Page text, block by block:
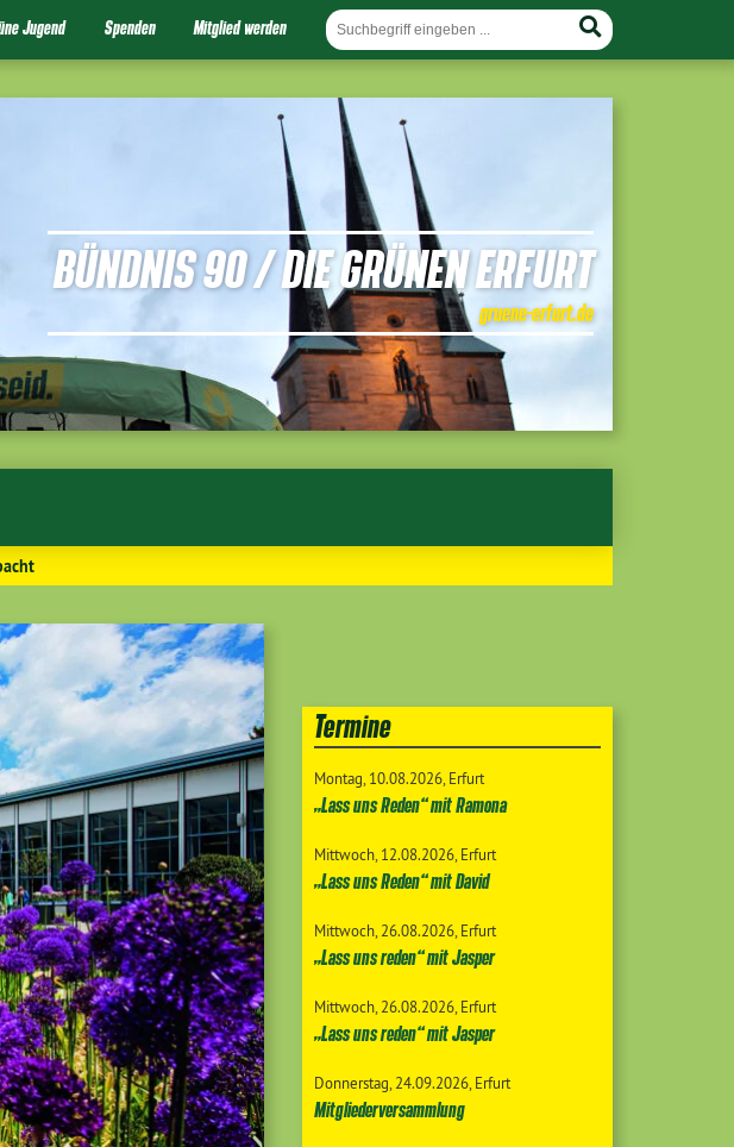
Jugend Spenden Mitglied werden
BÜNDNIS 90 / DIE GRÜNEN ERFURT
gruene-erfurt.de
Termine
Montag 10.08.2026 Erfurt
„Lass uns Reden“ mit Ramona
Mittwoch 12.08.2026 Erfurt
„Lass uns Reden“ mit David
Mittwoch 26.08.2026 Erfurt
„Lass uns reden“ mit Jasper
Mittwoch 26.08.2026 Erfurt
„Lass uns reden“ mit Jasper
Donnerstag 24.09.2026 Erfurt
Mitgliederversammlung